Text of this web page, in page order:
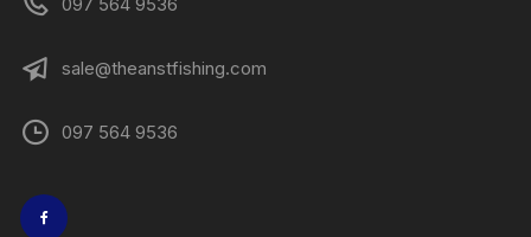
sale@theanstfishing.com
097 564 9536